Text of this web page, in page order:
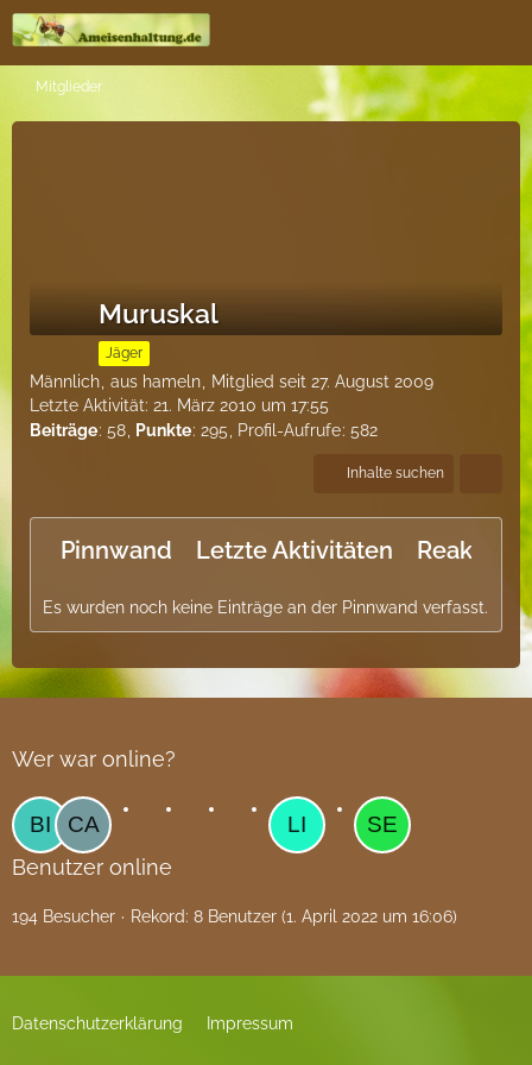
Mitglieder
Muruskal
Jäger
Männlich aus hameln
Mitglied seit 27. August 2009
Letzte Aktivität: 21. März 2010 um 17:55
Beiträge 58 Punkte 295 Profil-Aufrufe 582
Inhalte suchen
Pinnwand Letzte Aktivitäten
Es wurden noch keine Einträge an der Pinnwand verfasst.
Wer war online?
Benutzer online
194 Besucher Rekord: 8 Benutzer (1. April 2022 um 16:06)
Datenschutzerklärung Impressum